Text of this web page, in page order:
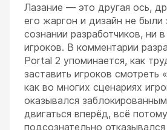
Лазание — это другая ось,
его жаргон и дизайн не были
сознании разработчиков, ни
игроков. В комментарии
Portal 2 упоминается, как
заставить игроков смотреть
как во многих сценариях
оказывался
двигаться вперёд, всё
подсознательно